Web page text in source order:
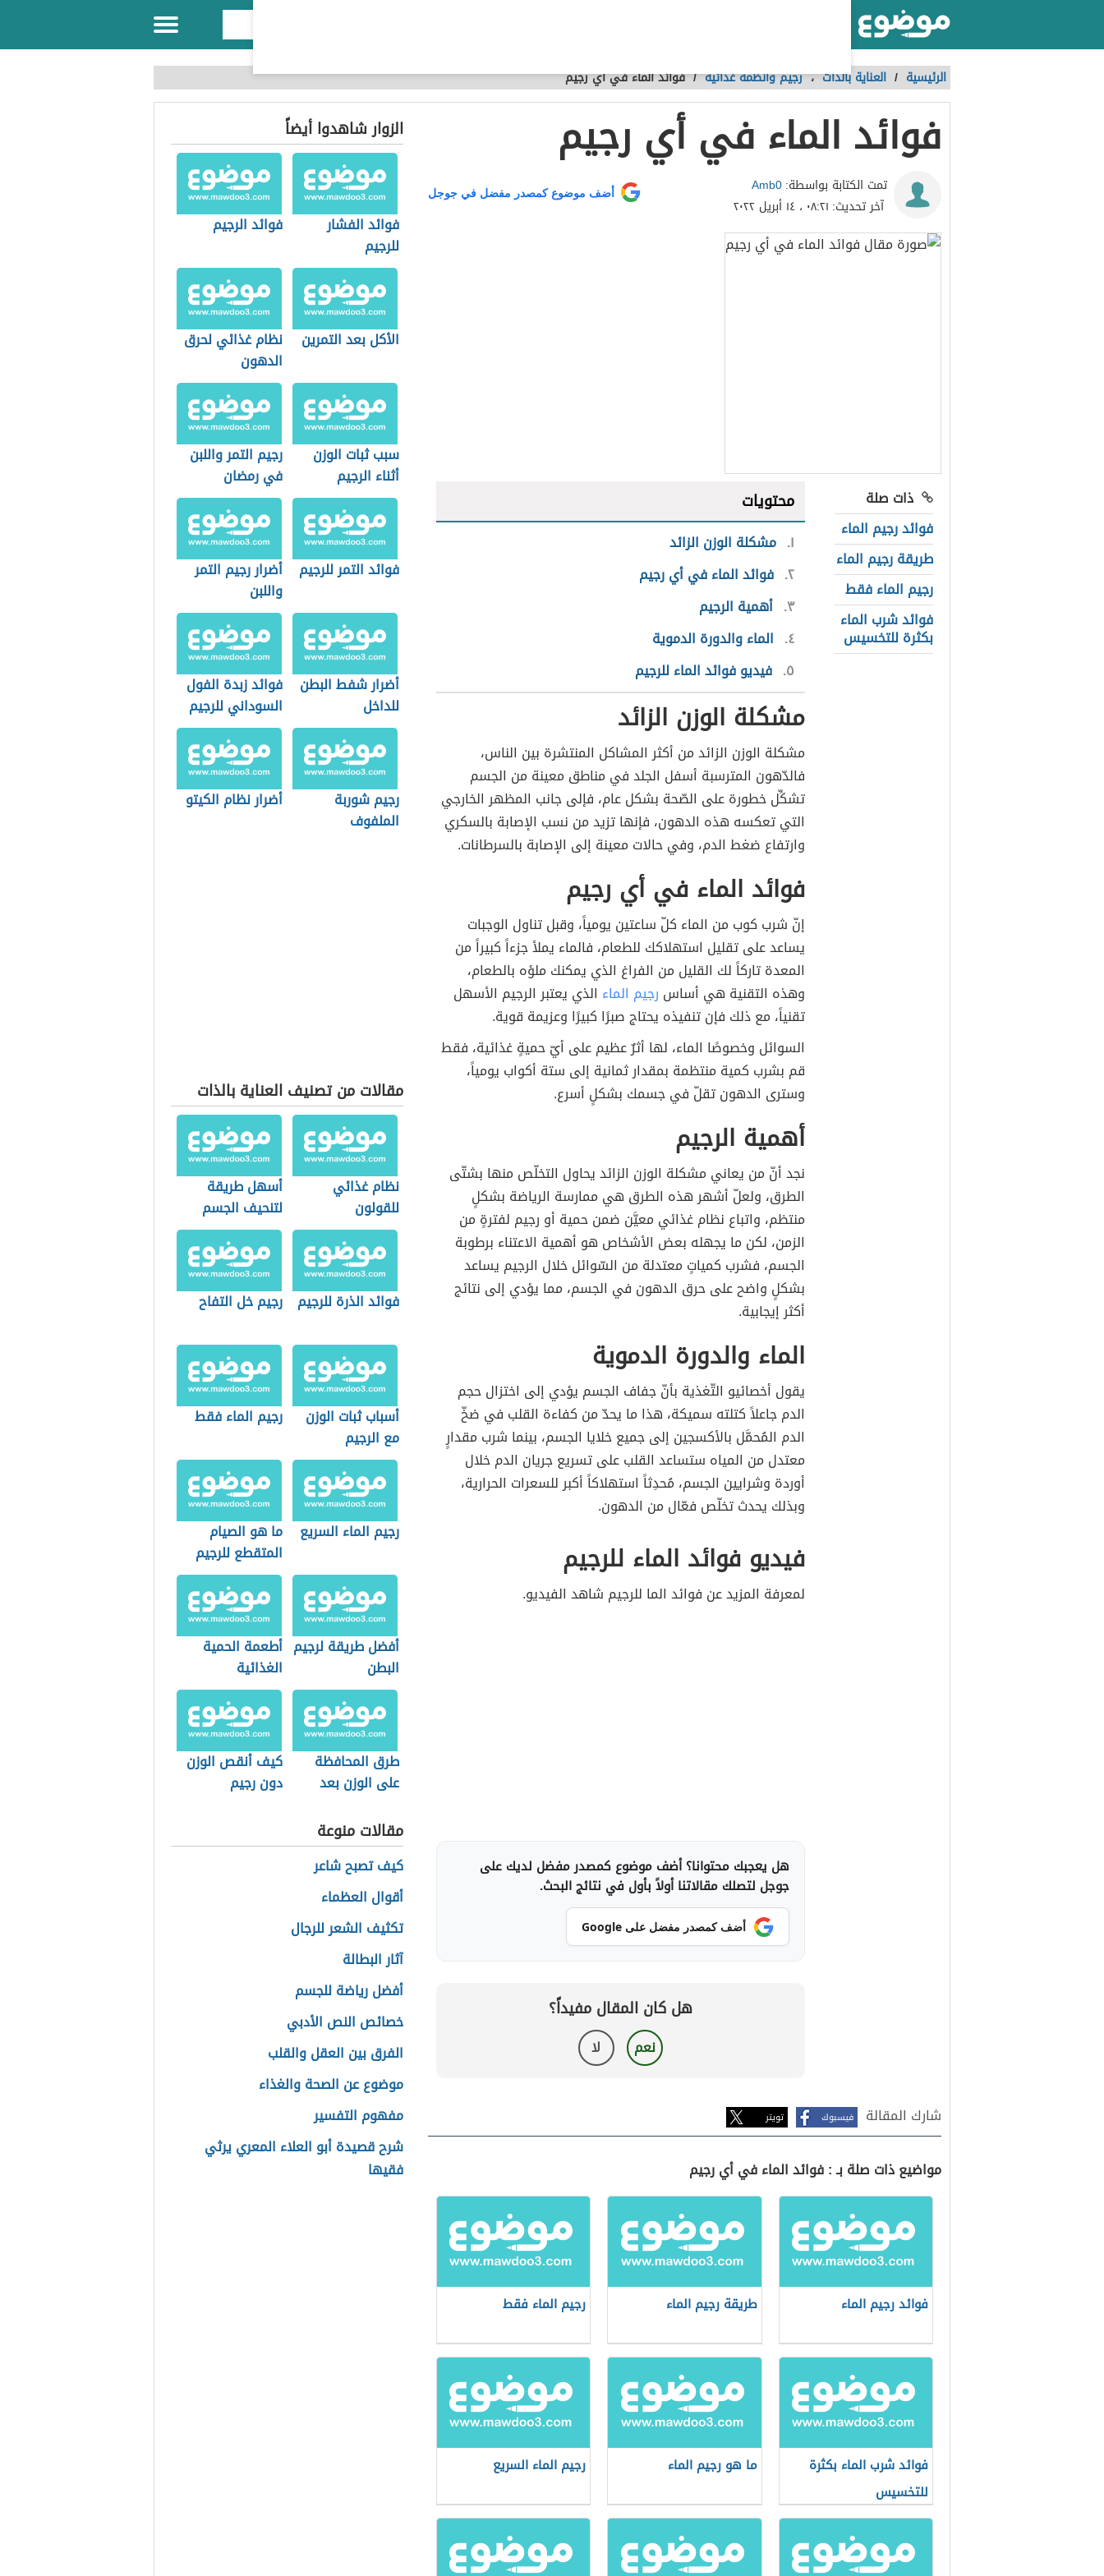
الرئيسية / العناية بالذات،رجيم وأنظمة غذائية /فوائد الماء في أي رجيم
فوائد الماء في أي رجيم
تمت الكتابة بواسطة:Amb0
آخر تحديث: ٠٨:٢١ ، ١٤ أبريل ٢٠٢٢
أضف موضوع كمصدر مفضل في جوجل
ذات صلة
فوائد رجيم الماء
طريقة رجيم الماء
رجيم الماء فقط
فوائد شرب الماء
بكثرة للتخسيس
محتويات
١ مشكلة الوزن الزائد
٢ فوائد الماء في أي رجيم
٣ أهمية الرجيم
٤ الماء والدورة الدموية
٥ فيديو فوائد الماء للرجيم
مشكلة الوزن الزائد
مشكلة الوزن الزائد من أكثر المشاكل المنتشرة بين الناس،
فالدّهون المترسبة أسفل الجلد في مناطق معينة من الجسم
تشكِّل خطورة على الصّحة بشكل عام، فإلى جانب المظهر الخارجي
التي تعكسه هذه الدهون، فإنها تزيد من نسب الإصابة بالسكري
وارتفاع ضغط الدم، وفي حالات معينة إلى الإصابة بالسرطانات.
فوائد الماء في أي رجيم
إنّ شرب كوب من الماء كلّ ساعتين يومياً، وقبل تناول الوجبات
يساعد على تقليل استهلاكك للطعام، فالماء يملأ جزءاً كبيراً من
المعدة تاركاً لك القليل من الفراغ الذي يمكنك ملؤه بالطعام،
وهذه التقنية هي أساس رجيم الماء الذي يعتبر الرجيم الأسهل
تقنياً، مع ذلك فإن تنفيذه يحتاج صبرًا كبيرًا وعزيمة قوية.
السوائل وخصوصًا الماء، لها أثرٌ عظيم على أيّ حميةٍ غذائية، فقط
قم بشرب كمية منتظمة بمقدار ثمانية إلى ستة أكواب يومياً،
وسترى الدهون تقلّ في جسمك بشكلٍ أسرع.
أهمية الرجيم
نجد أنّ من يعاني مشكلة الوزن الزائد يحاول التخلّص منها بشتّى
الطرق، ولعلّ أشهر هذه الطرق هي ممارسة الرياضة بشكلٍ
منتظم، واتباع نظام غذائي معيَّن ضمن حمية أو رجيم لفترةٍ من
الزمن، لكن ما يجهله بعض الأشخاص هو أهمية الاعتناء برطوبة
الجسم، فشرب كمياتٍ معتدلة من السّوائل خلال الرجيم يساعد
بشكلٍ واضح على حرق الدهون في الجسم، مما يؤدي إلى نتائج
أكثر إيجابية.
الماء والدورة الدموية
يقول أخصائيو التّغذية بأنّ جفاف الجسم يؤدي إلى اختزال حجم
الدم جاعلاً كتلته سميكة، هذا ما يحدّ من كفاءة القلب في ضخّ
الدم المُحمَّل بالأكسجين إلى جميع خلايا الجسم، بينما شرب مقدارٍ
معتدل من المياه ستساعد القلب على تسريع جريان الدم خلال
أوردة وشرايين الجسم، مُحدِثاً استهلاكاً أكبر للسعرات الحرارية،
وبذلك يحدث تخلّص فعّال من الدهون.
فيديو فوائد الماء للرجيم
لمعرفة المزيد عن فوائد الما للرجيم شاهد الفيديو.
هل يعجبك محتوانا؟ أضف موضوع كمصدر مفضل لديك على
جوجل لتصلك مقالاتنا أولاً بأول في نتائج البحث.
أضف كمصدر مفضل على Google
هل كان المقال مفيداً؟
نعم لا
شارك المقالة فيسبوك تويتر
مواضيع ذات صلة بـ : فوائد الماء في أي رجيم
فوائد رجيم الماء طريقة رجيم الماء رجيم الماء فقط
فوائد شرب الماء بكثرة
للتخسيس
ما هو رجيم الماء رجيم الماء السريع
الزوار شاهدوا أيضاً
فوائد الفشار
للرجيم
فوائد الرجيم
الأكل بعد التمرين
نظام غذائي لحرق
الدهون
سبب ثبات الوزن
أثناء الرجيم
رجيم التمر واللبن
في رمضان
فوائد التمر للرجيم
أضرار رجيم التمر
واللبن
أضرار شفط البطن
للداخل
فوائد زبدة الفول
السوداني للرجيم
رجيم شوربة
الملفوف
أضرار نظام الكيتو
مقالات من تصنيف العناية بالذات
نظام غذائي
للقولون
أسهل طريقة
لتنحيف الجسم
فوائد الذرة للرجيم رجيم خل التفاح
أسباب ثبات الوزن
مع الرجيم
رجيم الماء فقط
رجيم الماء السريع
ما هو الصيام
المتقطع للرجيم
أفضل طريقة لرجيم
البطن
أطعمة الحمية
الغذائية
طرق المحافظة
على الوزن بعد
كيف أنقص الوزن
دون رجيم
مقالات منوعة
كيف تصبح شاعر
أقوال العظماء
تكثيف الشعر للرجال
آثار البطالة
أفضل رياضة للجسم
خصائص النص الأدبي
الفرق بين العقل والقلب
موضوع عن الصحة والغذاء
مفهوم التفسير
شرح قصيدة أبو العلاء المعري يرثي
فقيها